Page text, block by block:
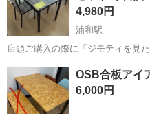
4,980円
浦和駅
店頭ご購入の際に「ジモティを見
限定価格(店頭価格より7%OFF)で
ま買取強化中！◇ 地域No.1の買取...
埼玉 さいたま市 浦和駅
OSB合板アイ
6,000円